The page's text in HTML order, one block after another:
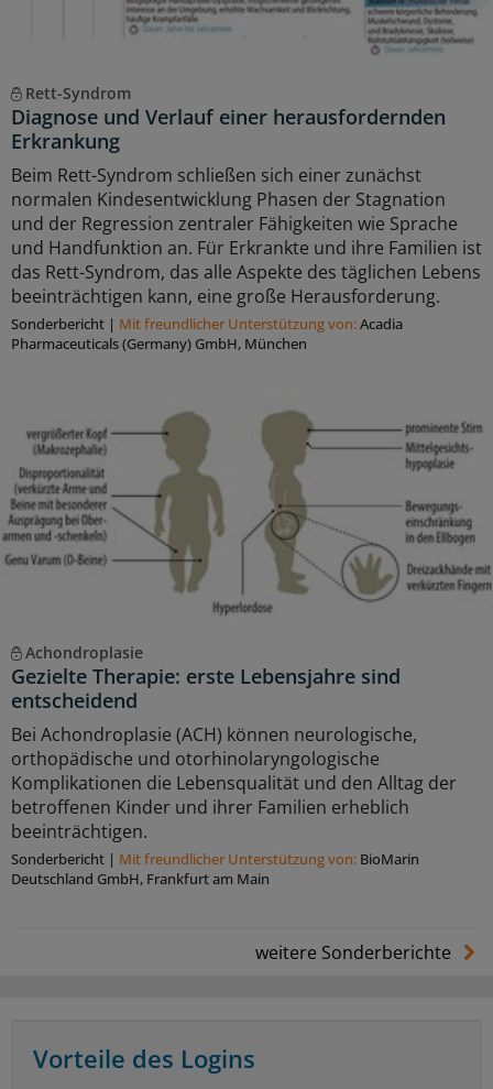
Rett-Syndrom
Diagnose und Verlauf einer herausfordernden
Erkrankung
Beim Rett-Syndrom schließen sich einer zunächst
normalen Kindesentwicklung Phasen der Stagnation
und der Regression zentraler Fähigkeiten wie Sprache
und Handfunktion an. Für Erkrankte und ihre Familien ist
das Rett-Syndrom, das alle Aspekte des täglichen Lebens
beeinträchtigen kann, eine große Herausforderung.
Sonderbericht | Mit freundlicher Unterstützung von:Acadia
Pharmaceuticals (Germany) GmbH, München
Achondroplasie
Gezielte Therapie: erste Lebensjahre sind
entscheidend
Bei Achondroplasie (ACH) können neurologische,
orthopädische und otorhinolaryngologische
Komplikationen die Lebensqualität und den Alltag der
betroffenen Kinder und ihrer Familien erheblich
beeinträchtigen.
Sonderbericht | Mit freundlicher Unterstützung von: BioMarin
Deutschland GmbH, Frankfurt am Main
weitere Sonderberichte
Vorteile des Logins